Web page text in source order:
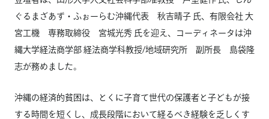
ぐるまざあず・ふぉーらむ沖縄代表 秋吉晴子 氏、有限会社 大
宮工機 専務取締役 宮城光秀 氏を迎え、コーディネータは沖
縄大学経法商学部 経法商学科教授/地域研究所 副所長 島袋隆
志が務めました。
沖縄の経済的貧困は、とくに子育て世代の保護者と子どもが接
する時間を短くし、成長段階において経るべき経験を乏しくす